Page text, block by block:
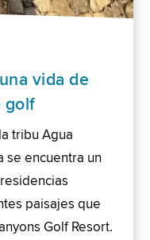
vida de
golf
tribu Agua
se encuentra un
paisajes que
Golf Resort.